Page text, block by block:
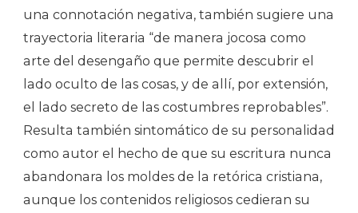
una connotación negativa, también sugiere una
trayectoria literaria “de manera jocosa como
arte del desengaño que permite descubrir el
lado oculto de las cosas, y de allí, por extensión,
el lado secreto de las costumbres reprobables”.
Resulta también sintomático de su personalidad
como autor el hecho de que su escritura nunca
abandonara los moldes de la retórica cristiana,
aunque los contenidos religiosos cedieran su